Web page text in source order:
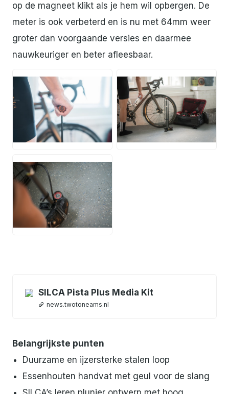
op de magneet klikt als je hem wil opbergen. De
meter is ook verbeterd en is nu met 64mm weer
groter dan voorgaande versies en daarmee
nauwkeuriger en beter afleesbaar.
JPG JPG
SILCA Pista Plus Media Kit
news.twotoneams.nl
Belangrijkste punten
Duurzame en ijzersterke stalen loop
Essenhouten handvat met geul voor de slang